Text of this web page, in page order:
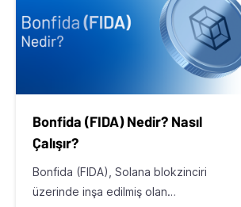
Bonfida (FIDA) Nedir? Nasıl
Çalışır?
Bonfida (FIDA), Solana blokzinciri
üzerinde inşa edilmiş olan…